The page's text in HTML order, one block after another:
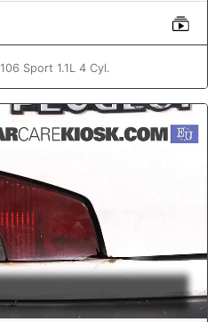
Sport 1.1L 4 Cyl.